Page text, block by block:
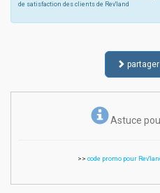
de satisfaction des clients de Rev'land
Astuce
>> code promo pour